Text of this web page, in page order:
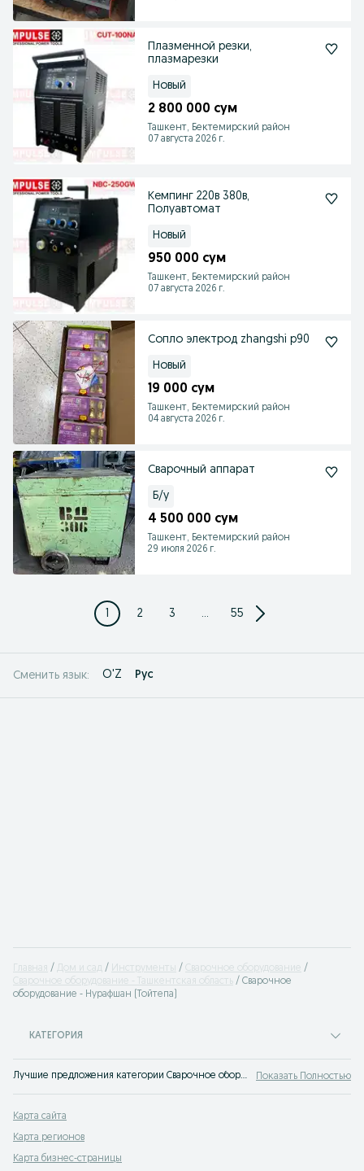
Плазменной резки,
плазмарезки
Новый
2 800 000 сум
Ташкент, Бектемирский район
07 августа 2026 г.
Кемпинг 220в 380в,
Полуавтомат
Новый
950 000 сум
Ташкент, Бектемирский район
07 августа 2026 г.
Сопло электрод zhangshi p90
Новый
19 000 сум
Ташкент, Бектемирский район
04 августа 2026 г.
Сварочный аппарат
Б/у
4 500 000 сум
Ташкент, Бектемирский район
29 июля 2026 г.
1 2 3 ... 55
Сменить язык: O'Z Рус
Главная Дом и сад Инструменты
Сварочное оборудование
Сварочное оборудование - Ташкентская область
Сварочное
оборудование - Нурафшан (Тойтепа)
КАТЕГОРИЯ
Лучшие предложения категории Сварочное оборудование Нурафшан (Тойтепа). Большой выбор товаров и услуг по выгодным ценам на OLX! Множество предложений на OLX.uz! Показать Полностью
Карта сайта
Карта регионов
Карта бизнес-страницы